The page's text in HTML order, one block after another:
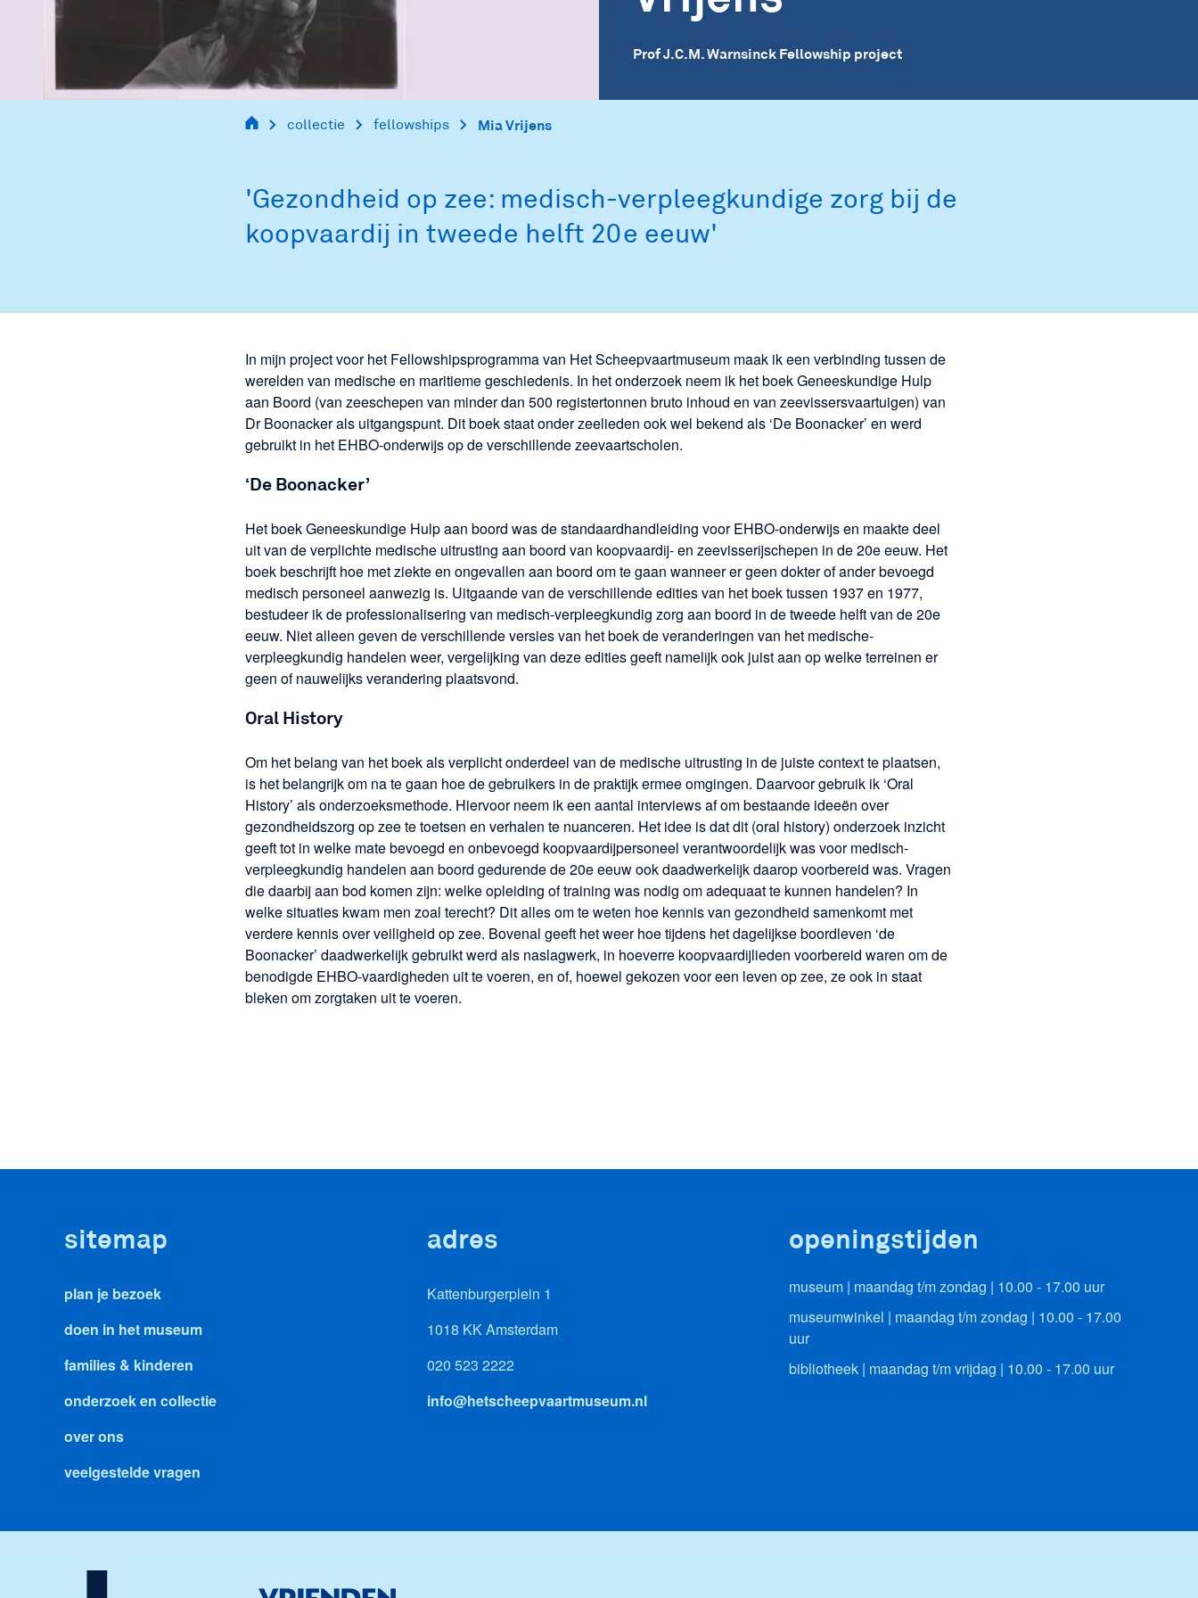
informacion
para los
Prof J.C.M. Warnsinck Fellowship project
collectie fellowships Mia Vrijens
'Gezondheid op zee: medisch-verpleegkundige zorg bij de
koopvaardij in tweede helft 20e eeuw'
In mijn project voor het Fellowshipsprogramma van Het Scheepvaartmuseum maak ik een verbinding tussen de
werelden van medische en maritieme geschiedenis. In het onderzoek neem ik het boek Geneeskundige Hulp
aan Boord (van zeeschepen van minder dan 500 registertonnen bruto inhoud en van zeevissersvaartuigen) van
Dr Boonacker als uitgangspunt. Dit boek staat onder zeelieden ook wel bekend als ‘De Boonacker’ en werd
gebruikt in het EHBO-onderwijs op de verschillende zeevaartscholen.
‘De Boonacker’
Het boek Geneeskundige Hulp aan boord was de standaardhandleiding voor EHBO-onderwijs en maakte deel
uit van de verplichte medische uitrusting aan boord van koopvaardij- en zeevisserijschepen in de 20e eeuw. Het
boek beschrijft hoe met ziekte en ongevallen aan boord om te gaan wanneer er geen dokter of ander bevoegd
medisch personeel aanwezig is. Uitgaande van de verschillende edities van het boek tussen 1937 en 1977,
bestudeer ik de professionalisering van medisch-verpleegkundig zorg aan boord in de tweede helft van de 20e
eeuw. Niet alleen geven de verschillende versies van het boek de veranderingen van het medische-
verpleegkundig handelen weer, vergelijking van deze edities geeft namelijk ook juist aan op welke terreinen er
geen of nauwelijks verandering plaatsvond.
Oral History
Om het belang van het boek als verplicht onderdeel van de medische uitrusting in de juiste context te plaatsen,
is het belangrijk om na te gaan hoe de gebruikers in de praktijk ermee omgingen. Daarvoor gebruik ik ‘Oral
History’ als onderzoeksmethode. Hiervoor neem ik een aantal interviews af om bestaande ideeën over
gezondheidszorg op zee te toetsen en verhalen te nuanceren. Het idee is dat dit (oral history) onderzoek inzicht
geeft tot in welke mate bevoegd en onbevoegd koopvaardijpersoneel verantwoordelijk was voor medisch-
verpleegkundig handelen aan boord gedurende de 20e eeuw ook daadwerkelijk daarop voorbereid was. Vragen
die daarbij aan bod komen zijn: welke opleiding of training was nodig om adequaat te kunnen handelen? In
welke situaties kwam men zoal terecht? Dit alles om te weten hoe kennis van gezondheid samenkomt met
verdere kennis over veiligheid op zee. Bovenal geeft het weer hoe tijdens het dagelijkse boordleven ‘de
Boonacker’ daadwerkelijk gebruikt werd als naslagwerk, in hoeverre koopvaardijlieden voorbereid waren om de
benodigde EHBO-vaardigheden uit te voeren, en of, hoewel gekozen voor een leven op zee, ze ook in staat
bleken om zorgtaken uit te voeren.
sitemap
plan je bezoek
doen in het museum
families & kinderen
onderzoek en collectie
over ons
veelgestelde vragen
adres
Kattenburgerplein 1
1018 KK Amsterdam
020 523 2222
info@hetscheepvaartmuseum.nl
openingstijden
museum | maandag t/m zondag | 10.00 - 17.00 uur
museumwinkel | maandag t/m zondag | 10.00 - 17.00
uur
bibliotheek | maandag t/m vrijdag | 10.00 - 17.00 uur